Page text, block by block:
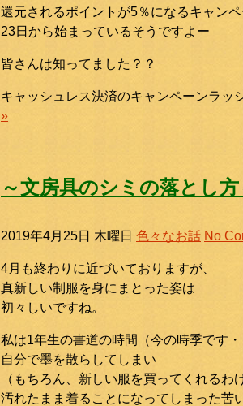
還元されるポイントが5％になるキャン
23日から始まっているそうですよー
皆さんは知ってました？？
キャッシュレス決済のキャンペーンラッ
»
～文房具のシミの落とし方
2019年4月25日 木曜日 色々なお話 No
4月も終わりに近づいておりますが、
真新しい制服を身にまとった姿は
初々しいですね。
私は1年生の書道の時間（今の時季です・
自分で墨を散らしてしまい
（もちろん、新しい服を買ってくれるわ
汚れたまま着ることになってしまった苦